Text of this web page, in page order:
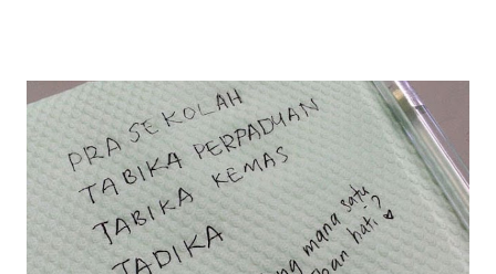
balik keja aku ajak la shah singgah Giant beli barang
sikit...dalam perjalanan dari dalam kereta tu biasalah kan
kami memang akan pimpin anak-anak jalan sampai masuk
dalam... dan kebiasanya bagi anak 4 macam kami ni bahagi-
bahagi lah siapa nak pimpin siapa... dan biasanya aku akan
dukung adik hadi sambil pimpin kakak husna... yang abg